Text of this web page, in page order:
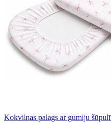
Kokvilnas palags ar gumiju